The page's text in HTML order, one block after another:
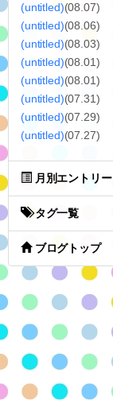
(untitled)(08.07)
(untitled)(08.06)
(untitled)(08.03)
(untitled)(08.01)
(untitled)(08.01)
(untitled)(07.31)
(untitled)(07.29)
(untitled)(07.27)
月別エントリー
タグ一覧
ブログトップ